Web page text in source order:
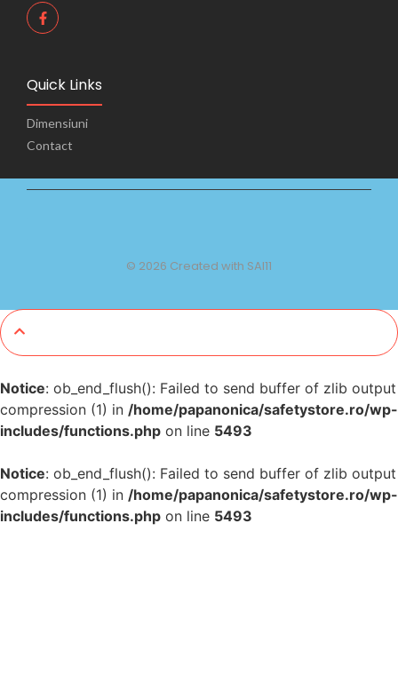
Quick Links
Dimensiuni
Contact
© 2026 Created with SAI11
Notice: ob_end_flush(): Failed to send buffer of zlib output
compression (1) in /home/papanonica/safetystore.ro/wp-
includes/functions.php on line 5493
Notice: ob_end_flush(): Failed to send buffer of zlib output
compression (1) in /home/papanonica/safetystore.ro/wp-
includes/functions.php on line 5493